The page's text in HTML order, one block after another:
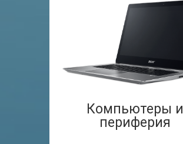
Компьютеры и
периферия